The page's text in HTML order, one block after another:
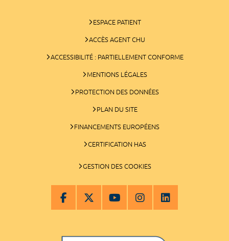
ESPACE PATIENT
ACCÈS AGENT CHU
ACCESSIBILITÉ : PARTIELLEMENT CONFORME
MENTIONS LÉGALES
PROTECTION DES DONNÉES
PLAN DU SITE
FINANCEMENTS EUROPÉENS
CERTIFICATION HAS
GESTION DES COOKIES